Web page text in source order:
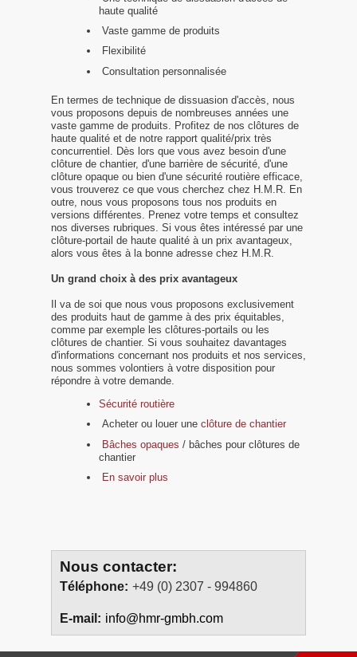
haute qualité
Vaste gamme de produits
Flexibilité
Consultation personnalisée
En termes de technique de dissuasion d'accès, nous
vous proposons depuis de nombreuses années une
vaste gamme de produits. Profitez de nos clôtures de
haute qualité et de notre rapport qualité/prix très
concurrentiel. Dès lors que vous avez besoin d'une
clôture de chantier, d'une barrière de sécurité, d'une
clôture opaque ou bien d'une sécurité routière efficace,
vous trouverez ce que vous cherchez chez H.M.R. En
outre, nous vous proposons tous nos produits en
versions différentes. Prenez votre temps et consultez
nos diverses rubriques. Si vous êtes intéressé par une
clôture-portail de haute qualité à un prix avantageux,
alors vous êtes à la bonne adresse chez H.M.R.
Un grand choix à des prix avantageux
Il va de soi que nous vous proposons exclusivement
des produits haut de gamme à des prix équitables,
comme par exemple les clôtures-portails ou les
clôtures de chantier. Si vous souhaitez davantages
d'informations concernant nos produits et nos services,
nous sommes volontiers à votre disposition pour
répondre à votre demande.
Sécurité routière
Acheter ou louer une clôture de chantier
Bâches opaques / bâches pour clôtures de
chantier
En savoir plus
Nous contacter:
Téléphone: +49 (0) 2307 - 994860
E-mail: info@hmr-gmbh.com